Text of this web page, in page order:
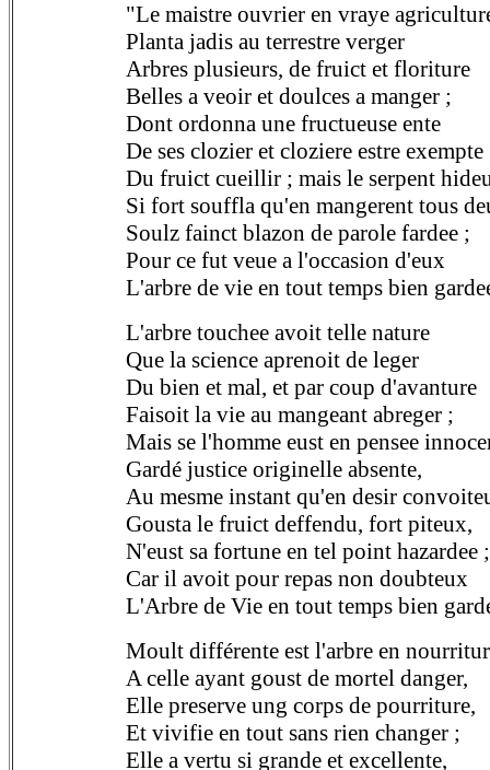
"Le maistre ouvrier en vraye
Planta jadis au terrestre verger
Arbres plusieurs, de fruict et floriture
Belles a veoir et doulces a manger ;
Dont ordonna une fructueuse ente
De ses clozier et cloziere estre exempte
Du fruict cueillir ; mais le serpent
Si fort souffla qu'en mangerent tous
Soulz fainct blazon de parole fardee ;
Pour ce fut veue a l'occasion d'eux
L'arbre de vie en tout temps bien
L'arbre touchee avoit telle nature
Que la science aprenoit de leger
Du bien et mal, et par coup d'avanture
Faisoit la vie au mangeant abreger ;
Mais se l'homme eust en pensee
Gardé justice originelle absente,
Au mesme instant qu'en desir
Gousta le fruict deffendu, fort piteux,
N'eust sa fortune en tel point hazardee ;
Car il avoit pour repas non doubteux
L'Arbre de Vie en tout temps bien
Moult différente est l'arbre en
A celle ayant goust de mortel danger,
Elle preserve ung corps de pourriture,
Et vivifie en tout sans rien changer ;
Elle a vertu si grande et excellente,